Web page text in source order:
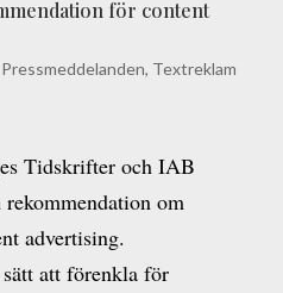
för content
Pressmeddelanden, Textreklam
Tidskrifter och IAB
om
advertising.
att förenkla för